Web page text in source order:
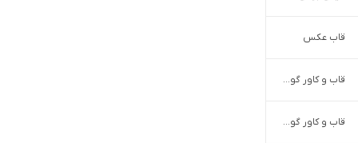
قاب عکس
قاب و کاور گوشی آیفون
قاب و کاور گوشی سامسونگ